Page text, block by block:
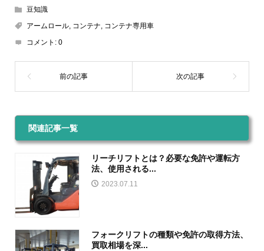
豆知識
アームロール, コンテナ, コンテナ専用車
コメント: 0
関連記事一覧
リーチリフトとは？必要な免許や運転方
法、使用される...
2023.07.11
フォークリフトの種類や免許の取得方法、
買取相場を深...